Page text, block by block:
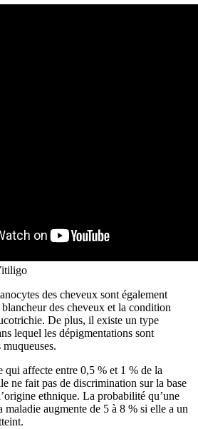
des cheveux sont également
des cheveux et la condition
De plus, il existe un type
lequel les dépigmentations sont
affecte entre 0,5 % et 1 % de la
ne fait pas de discrimination sur la base
ethnique. La probabilité qu’une
maladie augmente de 5 à 8 % si elle a un